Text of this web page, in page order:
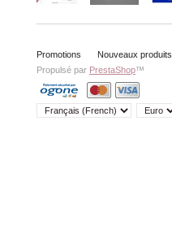
Promotions Nouveaux produits
Propulsé par PrestaShop™